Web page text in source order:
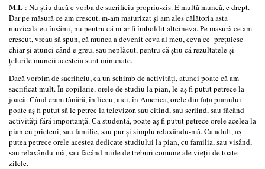
M.L : Nu ştiu dacă e vorba de sacrificiu propriu-zis. E multă muncă, e drept.
Dar pe măsură ce am crescut, m-am maturizat şi am ales călătoria asta
muzicală eu însămi, nu pentru că m-ar fi îmboldit altcineva. Pe măsură ce am
crescut, vreau să spun, că munca a devenit ceva al meu, ceva ce preţuiesc
chiar şi atunci când e greu, sau neplăcut, pentru că ştiu că rezultatele şi
ţelurile muncii acesteia sunt minunate.
Dacă vorbim de sacrificiu, ca un schimb de activităţi, atunci poate că am
sacrificat mult. În copilărie, orele de studiu la pian, le-aş fi putut petrece la
joacă. Când eram tânără, în liceu, aici, în America, orele din faţa pianului
poate aş fi putut să le petrec la televizor, sau citind, sau scriind, sau făcând
activităţi fără importanţă. Ca studentă, poate aş fi putut petrece orele acelea la
pian cu prieteni, sau familie, sau pur şi simplu relaxându-mă. Ca adult, aş
putea petrece orele acestea dedicate studiului la pian, cu familia, sau visând,
sau relaxându-mă, sau făcând miile de treburi comune ale vieţii de toate
zilele.